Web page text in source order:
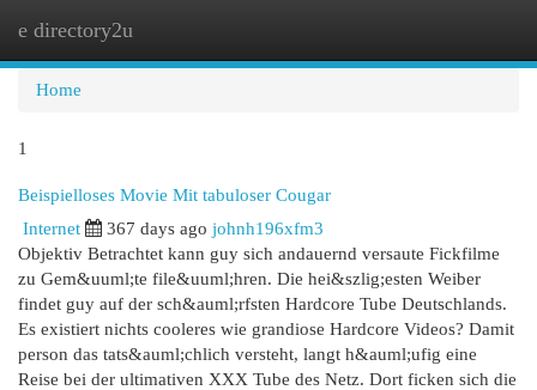
e directory2u
Home
1
Beispielloses Movie Mit tabuloser Cougar
Internet 367 days ago johnh196xfm3
Objektiv Betrachtet kann guy sich andauernd versaute Fickfilme
zu Gem&uuml;te file&uuml;hren. Die hei&szlig;esten Weiber
findet guy auf der sch&auml;rfsten Hardcore Tube Deutschlands.
Es existiert nichts cooleres wie grandiose Hardcore Videos? Damit
person das tats&auml;chlich versteht, langt h&auml;ufig eine
Reise bei der ultimativen XXX Tube des Netz. Dort ficken sich die